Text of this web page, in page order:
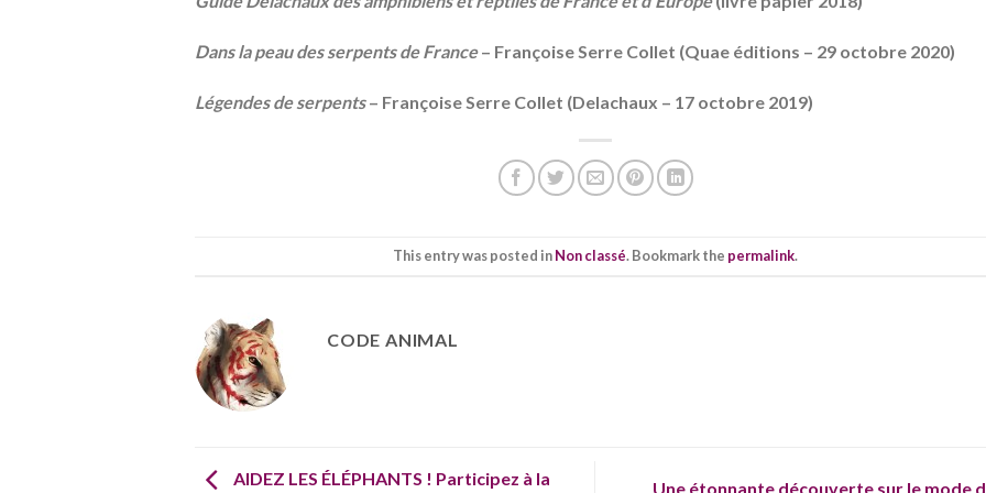
Dans la peau des serpents de France – Françoise Serre Collet (Quae éditions – 29 octobre 2020)
Légendes de serpents– Françoise Serre Collet (Delachaux – 17 octobre 2019)
This entry was posted inNon classé. Bookmark the permalink.
CODE ANIMAL
AIDEZ LES ÉLÉPHANTS ! Participez à la Une étonnante découverte sur le mode